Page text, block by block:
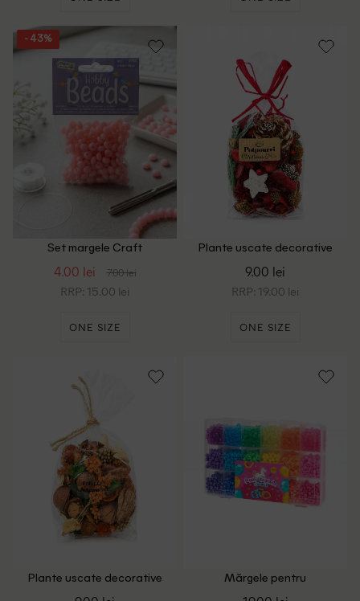
- 43%
Set margele Craft
4.00 lei 7.00 lei
RRP: 15.00 lei
ONE SIZE
Plante uscate decorative
9.00 lei
RRP: 19.00 lei
ONE SIZE
Plante uscate decorative
Mărgele pentru